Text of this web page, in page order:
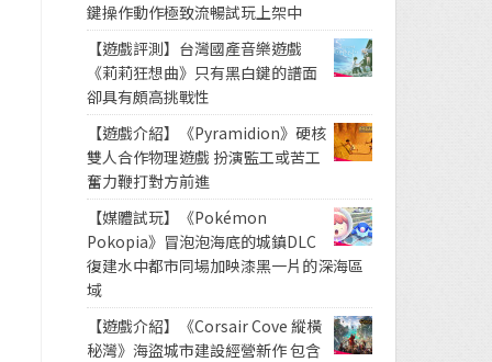
鍵操作動作極致流暢試玩上架中
【遊戲評測】台灣國產音樂遊戲
《莉莉狂想曲》只有黑白鍵的譜面
卻具有頗高挑戰性
【遊戲介紹】《Pyramidion》硬核
雙人合作物理遊戲 扮演監工或苦工
奮力鞭打對方前進
【媒體試玩】《Pokémon
Pokopia》冒泡泡海底的城鎮DLC
復建水中都市同場加映漆黑一片的深海區
域
【遊戲介紹】《Corsair Cove 縱橫
秘灣》海盜城市建設經營新作 包含